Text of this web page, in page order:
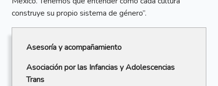
construye su propio sistema de género”.
Asesoría y acompañamiento
Asociación por las Infancias y Adolescencias
Trans